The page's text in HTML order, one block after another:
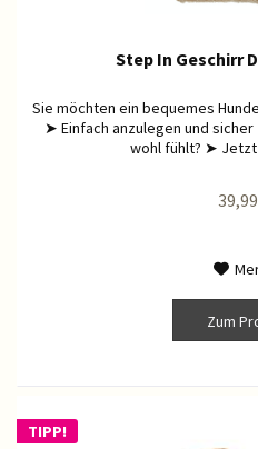
Step In Geschirr
Sie möchten ein bequemes
➤ Einfach anzulegen und
wohl fühlt? ➤
Zum
TIPP!